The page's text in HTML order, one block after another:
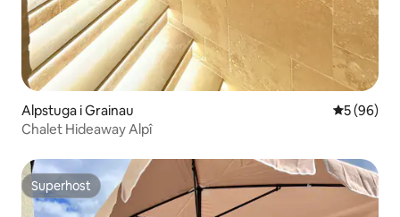
Alpstuga i Grainau 5 av 5 i
5 (96)
Chalet Hideaway Alpî
Superhost
Superhost